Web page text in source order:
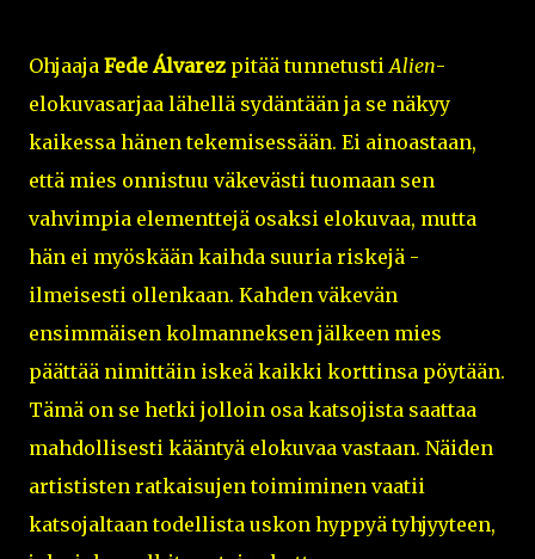
Ohjaaja Fede Álvarez pitää tunnetustiAlien-
elokuvasarjaa lähellä sydäntään ja se näkyy
kaikessa hänen tekemisessään. Ei ainoastaan,
että mies onnistuu väkevästi tuomaan sen
vahvimpia elementtejä osaksi elokuvaa, mutta
hän ei myöskään kaihda suuria riskejä -
ilmeisesti ollenkaan. Kahden väkevän
ensimmäisen kolmanneksen jälkeen mies
päättää nimittäin iskeä kaikki korttinsa pöytään.
Tämä on se hetki jolloin osa katsojista saattaa
mahdollisesti kääntyä elokuvaa vastaan. Näiden
artististen ratkaisujen toimiminen vaatii
katsojaltaan todellista uskon hyppyä tyhjyyteen,